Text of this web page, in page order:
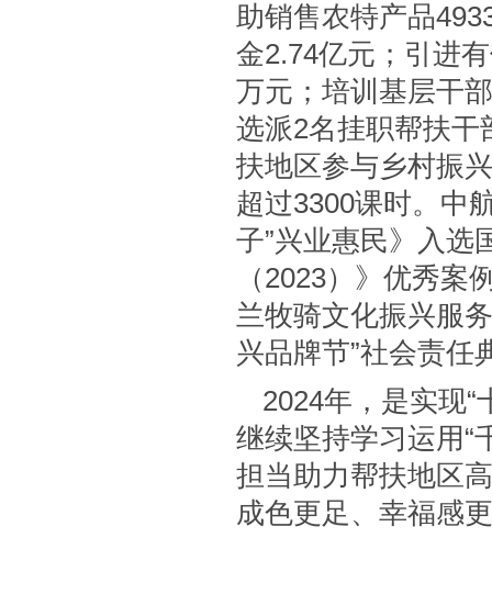
助销售农特产品
金2.74亿元；引进
万元；培训基层干
选派2名挂职帮扶干
扶地区参与乡村振
超过3300课时。中
子”兴业惠民》入选
（2023）》优秀
兰牧骑文化振兴服
兴品牌节”社会责任
2024年，是实现
继续坚持学习运用“
担当助力帮扶地区
成色更足、幸福感